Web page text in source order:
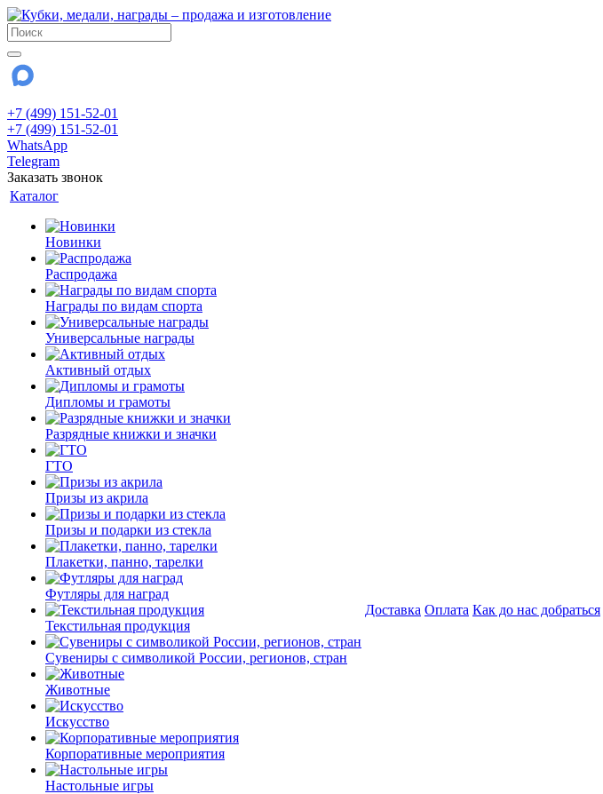
+7 (499) 151-52-01
+7 (499) 151-52-01
WhatsApp
Telegram
Заказать звонок
Каталог
Новинки
Распродажа
Награды по видам спорта
Универсальные награды
Активный отдых
Дипломы и грамоты
Разрядные книжки и значки
ГТО
Призы из акрила
Призы и подарки из стекла
Плакетки, панно, тарелки
Футляры для наград
Текстильная продукция
Сувениры с символикой России, регионов, стран
Животные
Искусство
Корпоративные мероприятия
Настольные игры
Доставка Оплата Как до нас добраться